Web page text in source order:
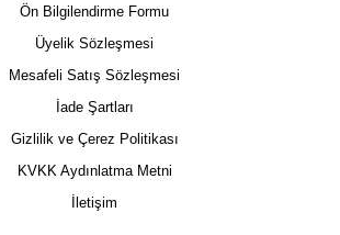
Ön Bilgilendirme Formu
Üyelik Sözleşmesi
Mesafeli Satış Sözleşmesi
İade Şartları
Gizlilik ve Çerez Politikası
KVKK Aydınlatma Metni
İletişim